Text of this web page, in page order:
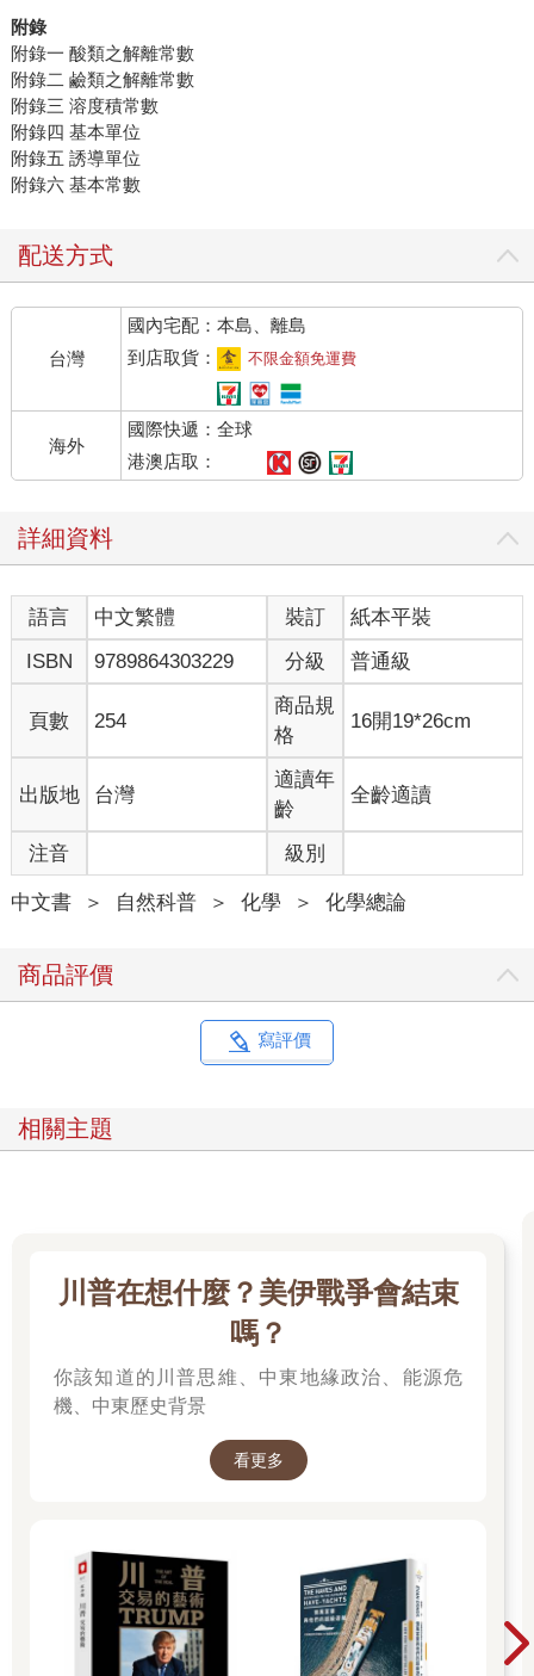
附錄
附錄一 酸類之解離常數
附錄二 鹼類之解離常數
附錄三 溶度積常數
附錄四 基本單位
附錄五 誘導單位
附錄六 基本常數
配送方式
台灣
國內宅配：本島、離島
到店取貨：
不限金額免運費
海外
國際快遞：全球
港澳店取：
詳細資料
語言 中文繁體 裝訂
紙本平裝
ISBN
9789864303229 分級 普通級
頁數 254
商品規
格
16開19*26cm
出版地 台灣
適讀年
齡
全齡適讀
注音 級別
中文書 ＞ 自然科普 ＞ 化學 ＞ 化學總論
商品評價
寫評價
相關主題
川普在想什麼？美伊戰爭會結束
嗎？
你該知道的川普思維、中東地緣政治、能源危
機、中東歷史背景
看更多